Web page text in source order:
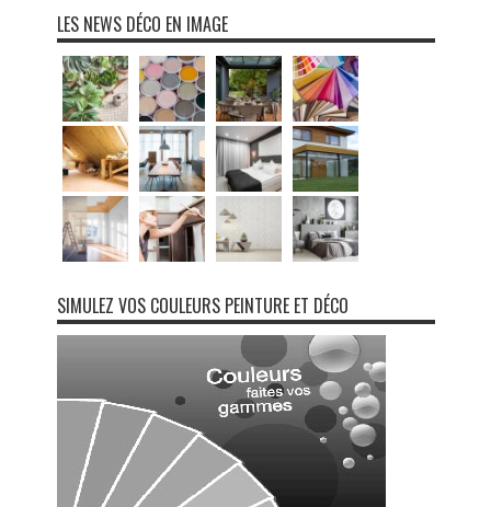
LES NEWS DÉCO EN IMAGE
SIMULEZ VOS COULEURS PEINTURE ET DÉCO